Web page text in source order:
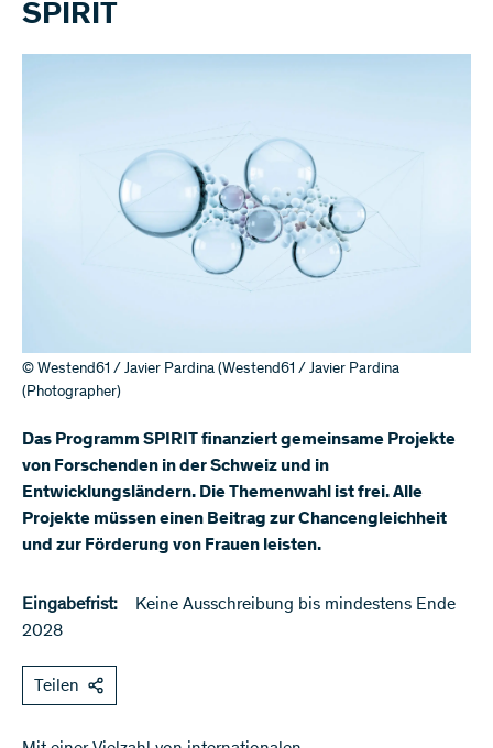
SPIRIT
© Westend61 / Javier Pardina (Westend61 / Javier Pardina
(Photographer)
Das Programm SPIRIT finanziert gemeinsame Projekte
von Forschenden in der Schweiz und in
Entwicklungsländern. Die Themenwahl ist frei. Alle
Projekte müssen einen Beitrag zur Chancengleichheit
und zur Förderung von Frauen leisten.
Eingabefrist:
Keine Ausschreibung bis mindestens Ende
2028
Teilen